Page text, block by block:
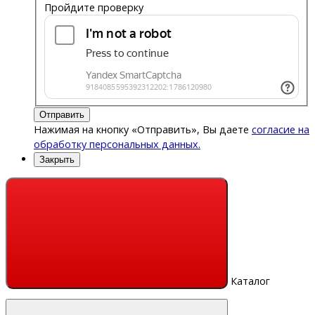
Пройдите проверку
Отправить
Нажимая на кнопку «Отправить», Вы даете согласие на
обработку персональных данных.
Закрыть
Каталог